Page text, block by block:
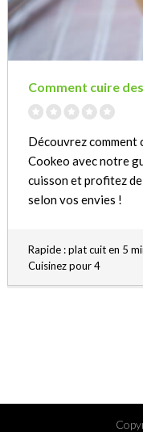
Comment cuire
Découvrez comment
Cookeo avec notre
cuisson et profitez
selon vos envies !
Rapide : plat cuit en 5
Cuisinez pour 4